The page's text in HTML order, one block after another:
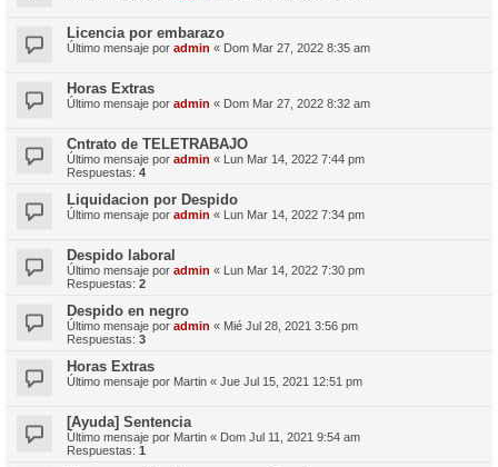
Licencia por embarazo
Último mensaje por admin « Dom Mar 27, 2022 8:35 am
Horas Extras
Último mensaje por admin « Dom Mar 27, 2022 8:32 am
Cntrato de TELETRABAJO
Último mensaje por admin « Lun Mar 14, 2022 7:44 pm
Respuestas: 4
Liquidacion por Despido
Último mensaje por admin « Lun Mar 14, 2022 7:34 pm
Despido laboral
Último mensaje por admin « Lun Mar 14, 2022 7:30 pm
Respuestas: 2
Despido en negro
Último mensaje por admin « Mié Jul 28, 2021 3:56 pm
Respuestas: 3
Horas Extras
Último mensaje por Martin « Jue Jul 15, 2021 12:51 pm
[Ayuda] Sentencia
Último mensaje por Martin « Dom Jul 11, 2021 9:54 am
Respuestas: 1